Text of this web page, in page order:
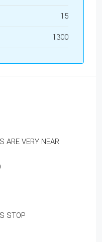
15
1300
ARE VERY NEAR
STOP